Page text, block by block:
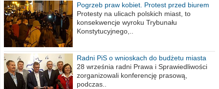
Pogrzeb praw kobiet. Protest przed biurem
poselskim PiS
Protesty na ulicach polskich miast, to
konsekwencje wyroku Trybunału
Konstytucyjnego,..
Radni PiS o wnioskach do budżetu miasta
na 2021 rok
28 września radni Prawa i Sprawiedliwości
zorganizowali konferencję prasową,
podczas..